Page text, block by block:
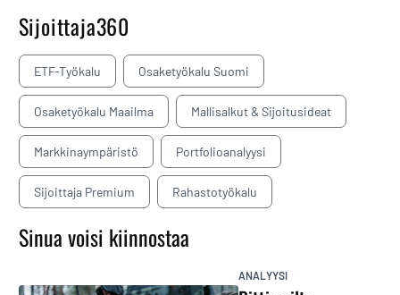
Sijoittaja360
ETF-Työkalu Osaketyökalu Suomi
Osaketyökalu Maailma Mallisalkut & Sijoitusideat
Markkinaympäristö Portfolioanalyysi
Sijoittaja Premium Rahastotyökalu
Sinua voisi kiinnostaa
ANALYYSI